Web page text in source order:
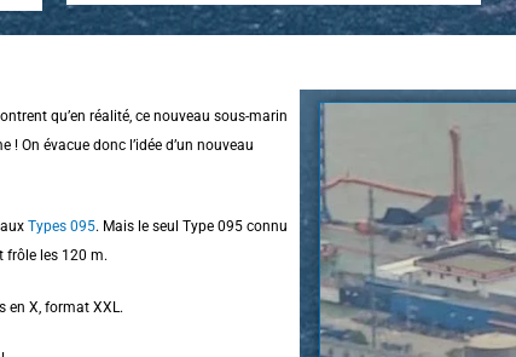
qu’en réalité, ce nouveau sous-marin
On évacue donc l’idée d’un nouveau
Types 095. Mais le seul Type 095 connu
frôle les 120 m.
en X, format XXL.